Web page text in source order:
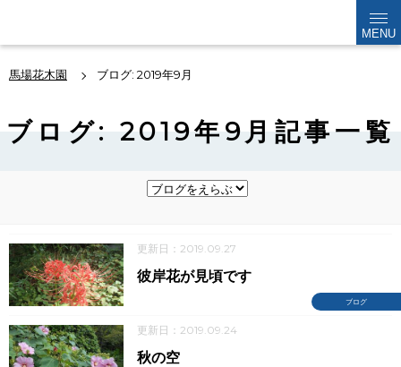
MENU
馬場花木園 ブログ: 2019年9月
ブログ: 2019年9月記事一覧
更新日：2019.09.27
ブログ
彼岸花が見頃です
更新日：2019.09.24
秋の空